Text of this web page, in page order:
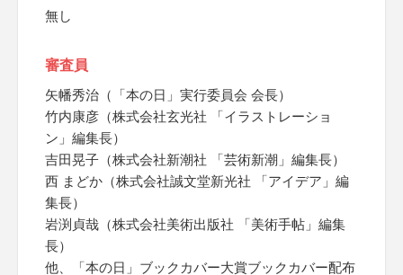
無し
審査員
矢幡秀治（「本の日」実行委員会 会長）
竹内康彦（株式会社玄光社 「イラストレーショ
ン」編集長）
吉田晃子（株式会社新潮社 「芸術新潮」編集長）
西 まどか（株式会社誠文堂新光社 「アイデア」編
集長）
岩渕貞哉（株式会社美術出版社 「美術手帖」編集
長）
他、「本の日」ブックカバー大賞ブックカバー配布